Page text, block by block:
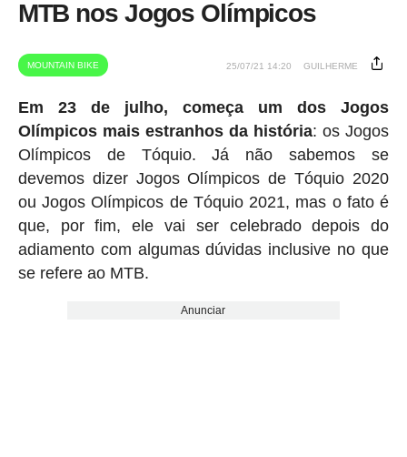
MTB nos Jogos Olímpicos
MOUNTAIN BIKE 25/07/21 14:20 GUILHERME
Em 23 de julho, começa um dos Jogos
Olímpicos mais estranhos da história: os Jogos
Olímpicos de Tóquio. Já não sabemos se
devemos dizer Jogos Olímpicos de Tóquio 2020
ou Jogos Olímpicos de Tóquio 2021, mas o fato é
que, por fim, ele vai ser celebrado depois do
adiamento com algumas dúvidas inclusive no que
se refere ao MTB.
Anunciar